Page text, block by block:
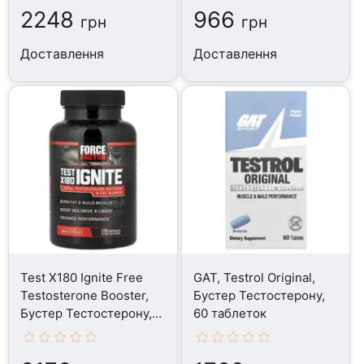
2248 грн
Доставлення
966 грн
Доставлення
Test X180 Ignite Free
Testosterone Booster,
Бустер Тестостерону,
120 капсул
GAT, Testrol Original,
Бустер Тестостерону,
60 таблеток